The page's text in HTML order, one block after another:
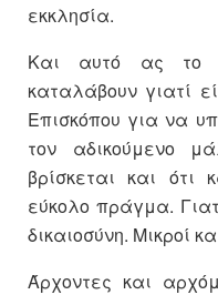
εκκλησία.
Και αυτό ας το
καταλάβουν γιατί
Επισκόπου για να
τον αδικούμενο
βρίσκεται και ότι
εύκολο πράγμα.
δικαιοσύνη. Μικροί
Άρχοντες και